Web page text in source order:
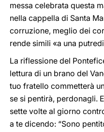
messa celebrata questa
nella cappella di Santa
corruzione, meglio dei
rende simili «a una
La riflessione del
lettura di un brano del
tuo fratello commetterà
se si pentirà, perdonagli.
sette volte al giorno
a te dicendo: “Sono